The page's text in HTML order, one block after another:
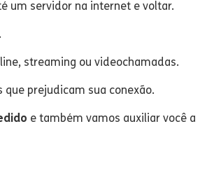
um servidor na internet e voltar.
streaming ou videochamadas.
prejudicam sua conexão.
e também vamos auxiliar você a